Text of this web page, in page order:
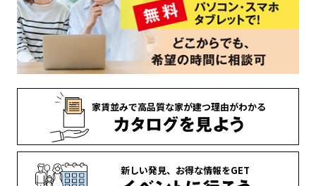
家賃並みで高品質な家が建つ理由がわかる
新しい発見、 お得な情報をGET